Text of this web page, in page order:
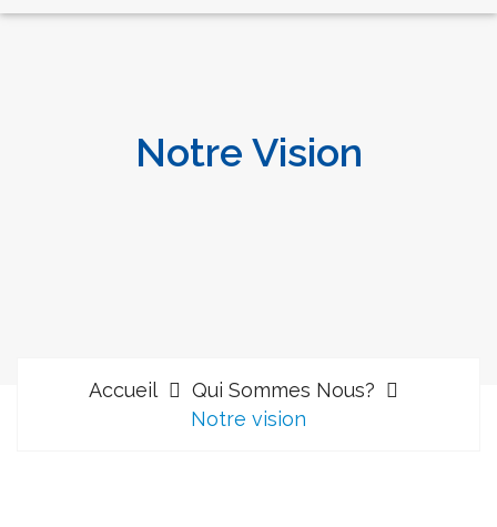
Notre Vision
Accueil
Qui Sommes Nous?
Notre vision